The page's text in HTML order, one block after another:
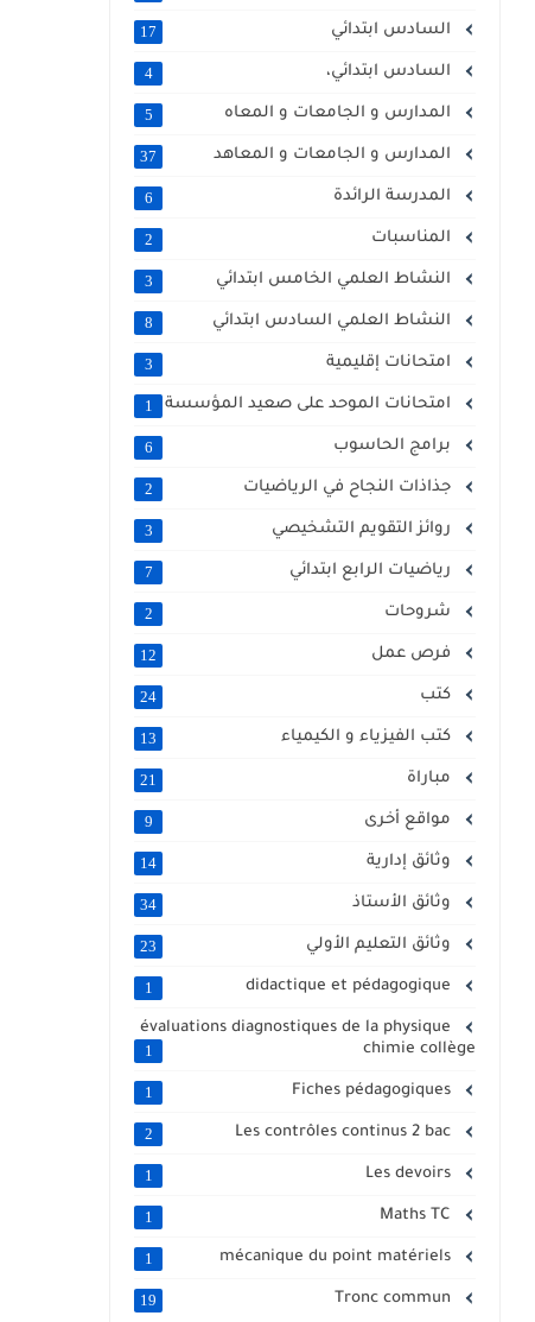
السادس ابتدائي 17
السادس ابتدائي، 4
المدارس و الجامعات و المعاه 5
المدارس و الجامعات و المعاهد 37
المدرسة الرائدة 6
المناسبات 2
النشاط العلمي الخامس ابتدائي 3
النشاط العلمي السادس ابتدائي 8
امتحانات إقليمية 3
امتحانات الموحد على صعيد المؤسسة 1
برامج الحاسوب 6
جذاذات النجاح في الرياضيات 2
روائز التقويم التشخيصي 3
رياضيات الرابع ابتدائي 7
شروحات 2
فرص عمل 12
كتب 24
كتب الفيزياء و الكيمياء 13
مباراة 21
مواقع أخرى 9
وثائق إدارية 14
وثائق الأستاذ 34
وثائق التعليم الأولي 23
1
évaluations diagnostiques de la physique
chimie collège
1
Fiches pédagogiques
1
Les contrôles continus 2 bac
2
Les devoirs
1
1
mécanique du point matériels
1
19